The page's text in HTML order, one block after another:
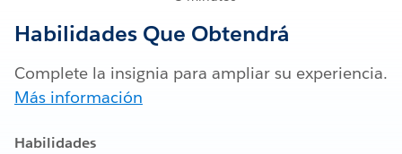
Habilidades Que Obtendrá
Complete la insignia para ampliar su experiencia.
Más información
Habilidades